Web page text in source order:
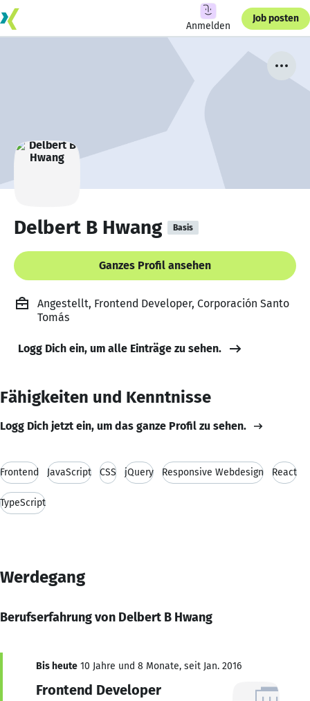
Anmelden
Job posten
Delbert B Hwang Basis
Ganzes Profil ansehen
Angestellt, Frontend Developer, Corporación Santo
Tomás
Logg Dich ein, um alle Einträge zu sehen.
Fähigkeiten und Kenntnisse
Logg Dich jetzt ein, um das ganze Profil zu sehen.
Frontend JavaScript CSS jQuery Responsive Webdesign React
TypeScript
Werdegang
Berufserfahrung von Delbert B Hwang
Bis heute 10 Jahre und 8 Monate, seit Jan. 2016
Frontend Developer